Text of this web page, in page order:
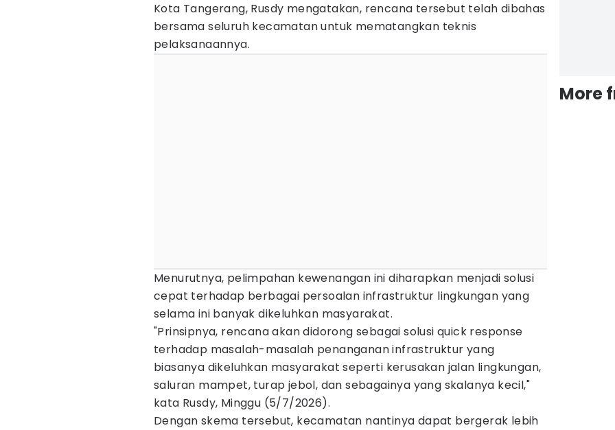
Kota Tangerang, Rusdy mengatakan, rencana tersebut telah dibahas
bersama seluruh kecamatan untuk mematangkan teknis
pelaksanaannya.
Menurutnya, pelimpahan kewenangan ini diharapkan menjadi solusi
cepat terhadap berbagai persoalan infrastruktur lingkungan yang
selama ini banyak dikeluhkan masyarakat.
"Prinsipnya, rencana akan didorong sebagai solusi quick response
terhadap masalah-masalah penanganan infrastruktur yang
biasanya dikeluhkan masyarakat seperti kerusakan jalan lingkungan,
saluran mampet, turap jebol, dan sebagainya yang skalanya kecil,"
kata Rusdy, Minggu (5/7/2026).
Dengan skema tersebut, kecamatan nantinya dapat bergerak lebih
More